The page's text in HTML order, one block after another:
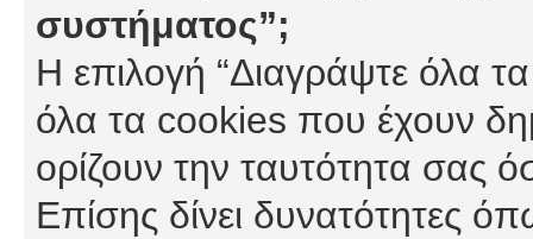
συστήματος”;
Η επιλογή “Διαγράψτε όλα
όλα τα cookies που έχουν
ορίζουν την ταυτότητα σας
Επίσης δίνει δυνατότητες